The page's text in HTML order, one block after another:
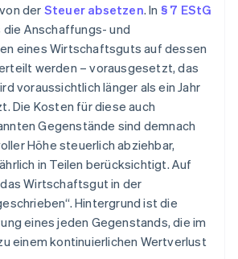
der Steuer absetzen. In § 7 EStG
Anschaffungs- und
eines Wirtschaftsguts auf dessen
werden – vorausgesetzt, das
voraussichtlich länger als ein Jahr
Die Kosten für diese auch
Gegenstände sind demnach
Höhe steuerlich abziehbar,
in Teilen berücksichtigt. Auf
Wirtschaftsgut in der
Hintergrund ist die
eines jeden Gegenstands, die im
einem kontinuierlichen Wertverlust